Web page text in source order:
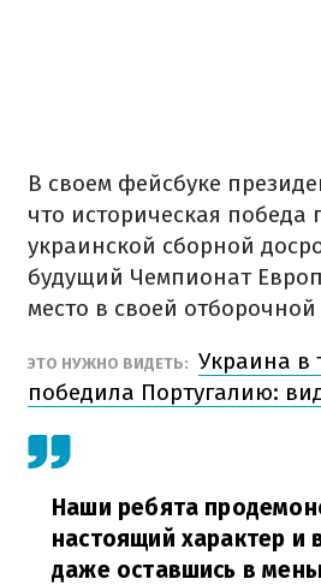
В своем фейсбуке
что историческая победа
украинской сборной
будущий Чемпионат
место в своей отборочной
ЭТО НУЖНО ВИДЕТЬ: Украина в
победила Португалию:
Наши ребята
настоящий характер и
даже оставшись в